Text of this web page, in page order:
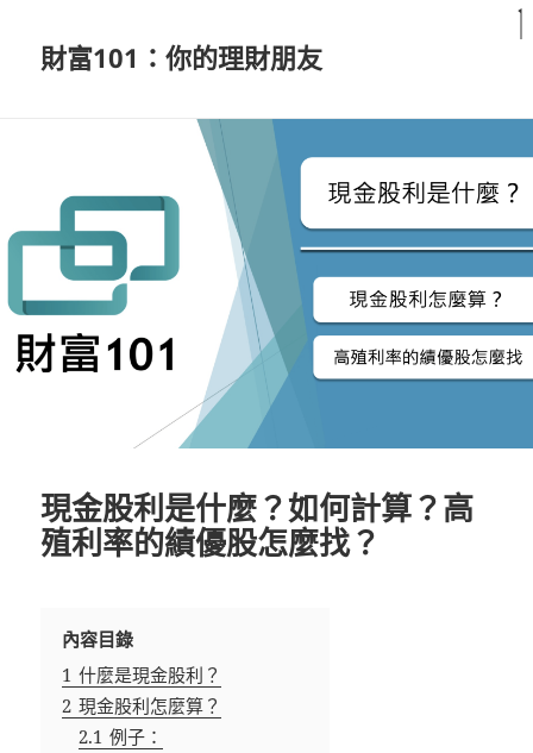
財富101：你的理財朋友
現金股利是什麼？如何計算？高
殖利率的績優股怎麼找？
內容目錄
1 什麼是現金股利？
2 現金股利怎麼算？
2.1 例子：